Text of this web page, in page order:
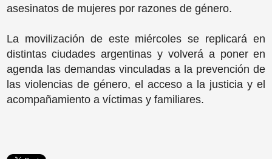
asesinatos de mujeres por razones de género.
La movilización de este miércoles se replicará en
distintas ciudades argentinas y volverá a poner en
agenda las demandas vinculadas a la prevención de
las violencias de género, el acceso a la justicia y el
acompañamiento a víctimas y familiares.